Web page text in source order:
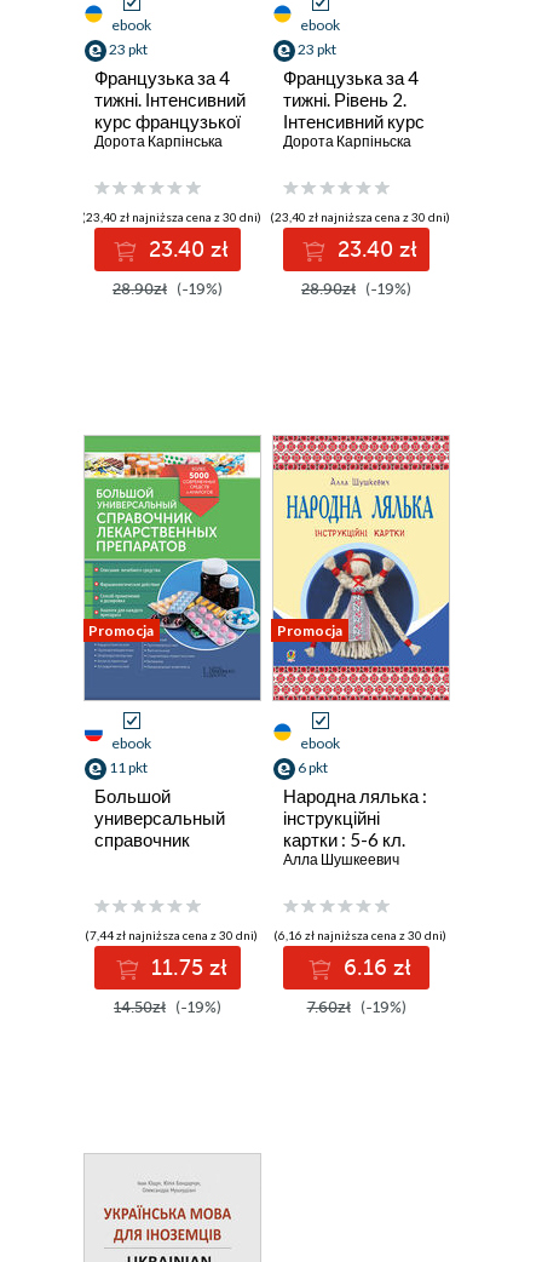
ebook
23 pkt
Французька за 4
тижні. Інтенсивний
курс французької
мови з
аудіододатком
Дорота Карпінська
(23,40 zł najniższa cena z 30 dni)
23.40 zł
28.90zł (-19%)
ebook
23 pkt
Французька за 4
тижні. Рівень 2.
Інтенсивний курс
французької мови
аудіододатком
Дорота Карпіньска
(23,40 zł najniższa cena z 30 dni)
23.40 zł
28.90zł (-19%)
Promocja
ebook
11 pkt
Большой
универсальный
справочник
(7,44 zł najniższa cena z 30 dni)
11.75 zł
14.50zł (-19%)
Promocja
ebook
6 pkt
Народна лялька :
інструкційні
картки : 5-6 кл.
Алла Шушкеевич
(6,16 zł najniższa cena z 30 dni)
6.16 zł
7.60zł (-19%)